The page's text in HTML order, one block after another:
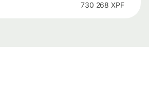
730 268 XPF